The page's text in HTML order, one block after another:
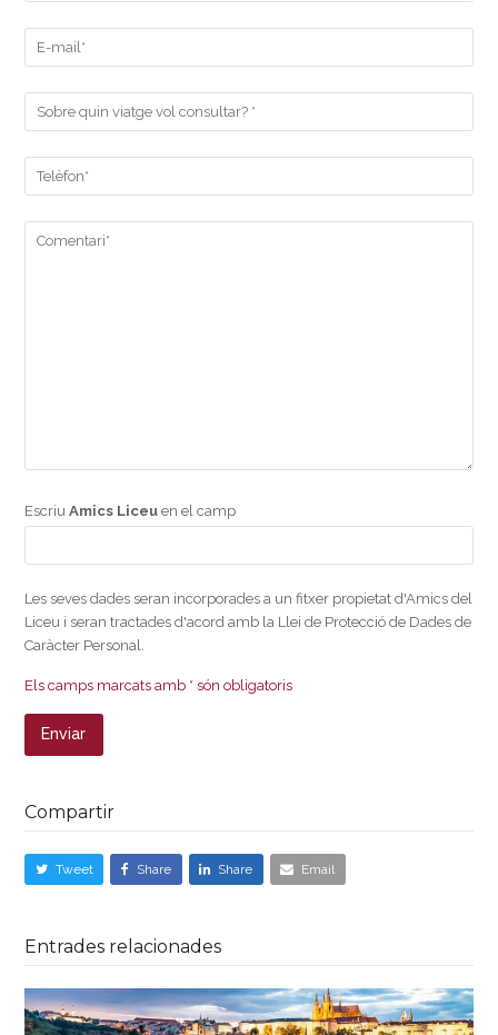
EscriuAmics Liceu en el camp
Les seves dades seran incorporades a un fitxer propietat d'Amics del
Liceu i seran tractades d'acord amb la Llei de Protecció de Dades de
Caràcter Personal.
Els camps marcats amb * són obligatoris
Compartir
Tweet Share Share Email
Entrades relacionades